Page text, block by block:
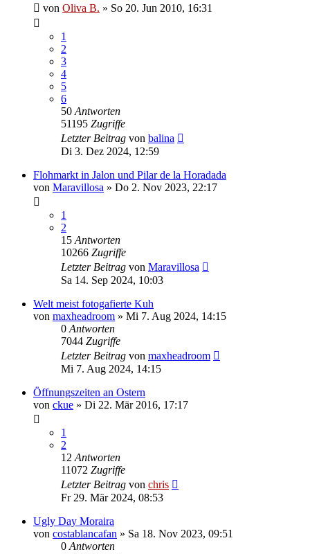
von Oliva B. » So 20. Jun 2010, 16:31
1
2
3
4
5
6
50 Antworten
51195 Zugriffe
Letzter Beitrag von balina
Di 3. Dez 2024, 12:59
Flohmarkt in Jalon und Pilar de la Horadada
von Maravillosa » Do 2. Nov 2023, 22:17
1
2
15 Antworten
10266 Zugriffe
Letzter Beitrag von Maravillosa
Sa 14. Sep 2024, 10:03
Welt meist fotogafierte Kuh
von maxheadroom » Mi 7. Aug 2024, 14:15
0 Antworten
7044 Zugriffe
Letzter Beitrag von maxheadroom
Mi 7. Aug 2024, 14:15
Öffnungszeiten an Ostern
von ckue » Di 22. Mär 2016, 17:17
1
2
12 Antworten
11072 Zugriffe
Letzter Beitrag von chris
Fr 29. Mär 2024, 08:53
Ugly Day Moraira
von costablancafan » Sa 18. Nov 2023, 09:51
0 Antworten